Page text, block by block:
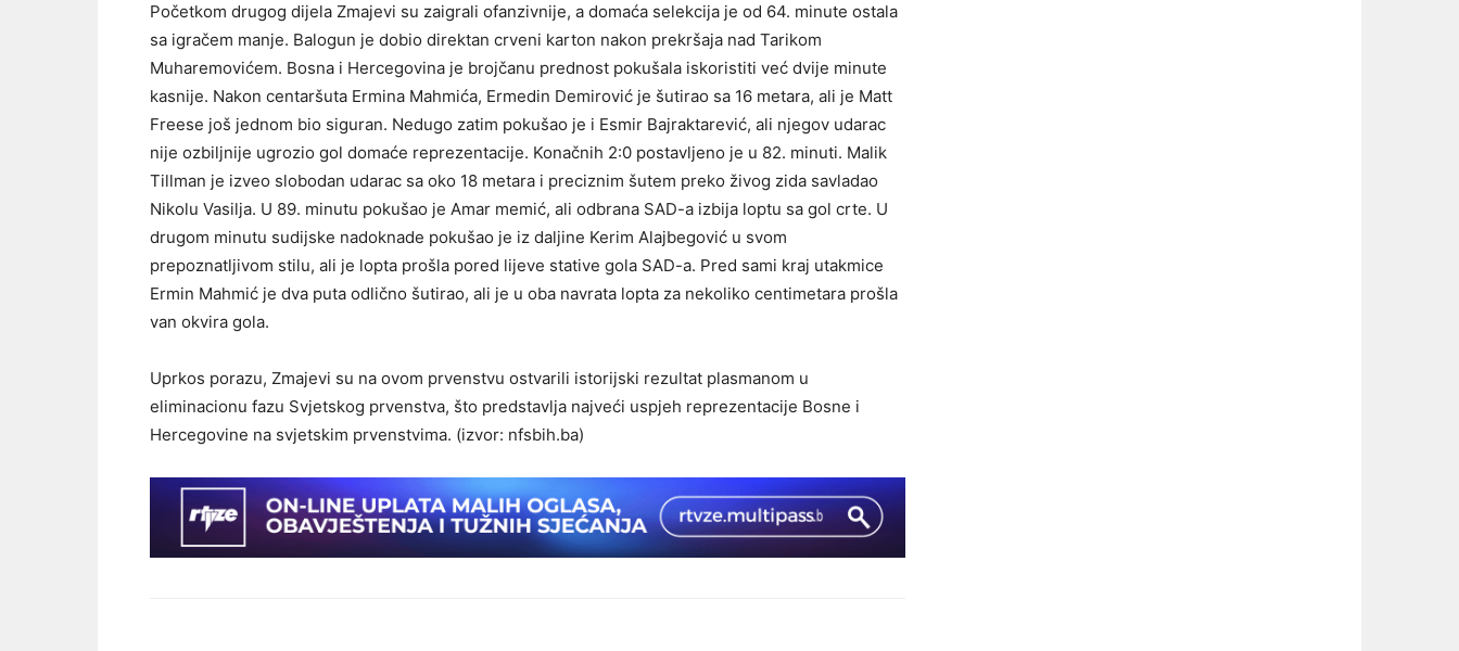
Početkom drugog dijela Zmajevi su zaigrali ofanzivnije, a domaća selekcija je od 64. minute ostala
sa igračem manje. Balogun je dobio direktan crveni karton nakon prekršaja nad Tarikom
Muharemovićem. Bosna i Hercegovina je brojčanu prednost pokušala iskoristiti već dvije minute
kasnije. Nakon centaršuta Ermina Mahmića, Ermedin Demirović je šutirao sa 16 metara, ali je Matt
Freese još jednom bio siguran. Nedugo zatim pokušao je i Esmir Bajraktarević, ali njegov udarac
nije ozbiljnije ugrozio gol domaće reprezentacije. Konačnih 2:0 postavljeno je u 82. minuti. Malik
Tillman je izveo slobodan udarac sa oko 18 metara i preciznim šutem preko živog zida savladao
Nikolu Vasilja. U 89. minutu pokušao je Amar memić, ali odbrana SAD-a izbija loptu sa gol crte. U
drugom minutu sudijske nadoknade pokušao je iz daljine Kerim Alajbegović u svom
prepoznatljivom stilu, ali je lopta prošla pored lijeve stative gola SAD-a. Pred sami kraj utakmice
Ermin Mahmić je dva puta odlično šutirao, ali je u oba navrata lopta za nekoliko centimetara prošla
van okvira gola.
Uprkos porazu, Zmajevi su na ovom prvenstvu ostvarili istorijski rezultat plasmanom u
eliminacionu fazu Svjetskog prvenstva, što predstavlja najveći uspjeh reprezentacije Bosne i
Hercegovine na svjetskim prvenstvima. (izvor: nfsbih.ba)